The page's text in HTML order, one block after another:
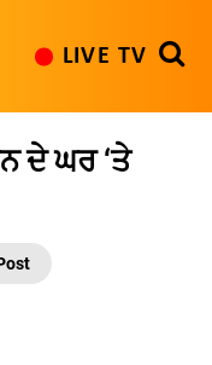
LIVE TV
ਦੇ ਘਰ ‘ਤੇ